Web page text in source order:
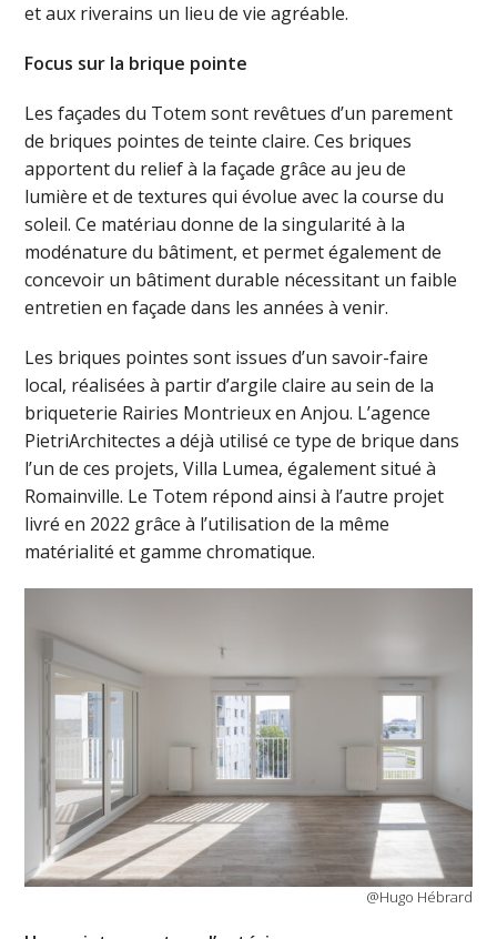
et aux riverains un lieu de vie agréable.
Focus sur la brique pointe
Les façades du Totem sont revêtues d’un parement
de briques pointes de teinte claire. Ces briques
apportent du relief à la façade grâce au jeu de
lumière et de textures qui évolue avec la course du
soleil. Ce matériau donne de la singularité à la
modénature du bâtiment, et permet également de
concevoir un bâtiment durable nécessitant un faible
entretien en façade dans les années à venir.
Les briques pointes sont issues d’un savoir-faire
local, réalisées à partir d’argile claire au sein de la
briqueterie Rairies Montrieux en Anjou. L’agence
PietriArchitectes a déjà utilisé ce type de brique dans
l’un de ces projets, Villa Lumea, également situé à
Romainville. Le Totem répond ainsi à l’autre projet
livré en 2022 grâce à l’utilisation de la même
matérialité et gamme chromatique.
@Hugo Hébrard